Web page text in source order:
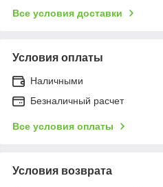
Все условия доставки
Условия оплаты
Наличными
Безналичный расчет
Все условия оплаты
Условия возврата